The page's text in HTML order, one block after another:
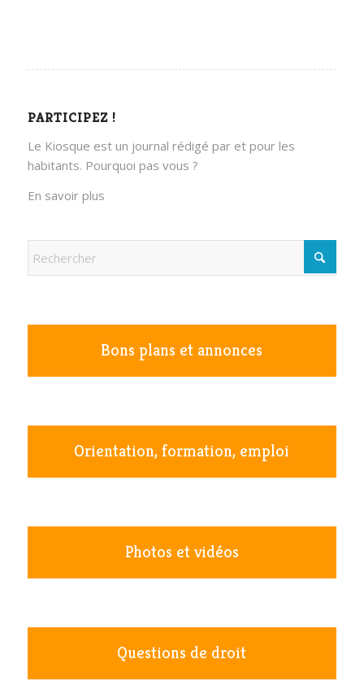
PARTICIPEZ !
Le Kiosque est un journal rédigé par et pour les
habitants. Pourquoi pas vous ?
En savoir plus
Bons plans et annonces
Orientation, formation, emploi
Photos et vidéos
Questions de droit